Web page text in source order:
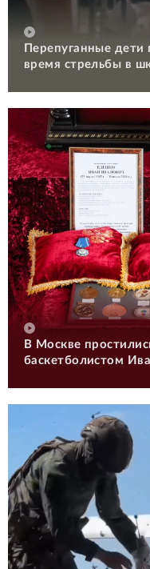
Перепуганные дети
время стрельбы в
В Москве
баскетболистом